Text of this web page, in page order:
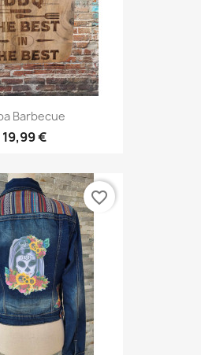
Barbecue
19,99 €
favorite_border